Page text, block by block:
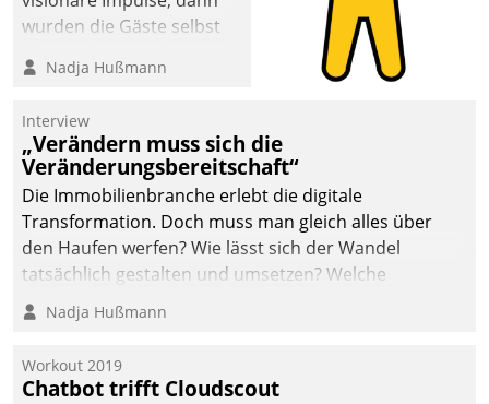
wurden die Gäste selbst
methodisch
Quartier. Dazwischen
zeigte Datatrain, was es
Neues zu bieten hat.
Nadja Hußmann
Interview
„Verändern muss sich die
Veränderungsbereitschaft“
Die Immobilienbranche erlebt die digitale
Transformation. Doch muss man gleich alles über
den Haufen werfen? Wie lässt sich der Wandel
tatsächlich gestalten und umsetzen? Welche
Argumente zählen wirklich?
Nadja Hußmann
Workout 2019
Chatbot trifft Cloudscout